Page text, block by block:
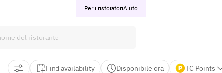
Per i ristoratoriAiuto
Find availability Disponibile ora TC Points